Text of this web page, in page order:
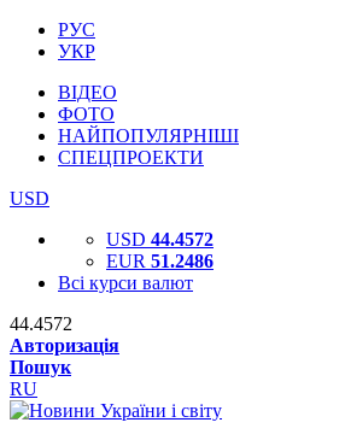
РУС
УКР
ВІДЕО
ФОТО
НАЙПОПУЛЯРНІШІ
СПЕЦПРОЕКТИ
USD
USD 44.4572
EUR 51.2486
Всі курси валют
44.4572
Авторизація
Пошук
RU